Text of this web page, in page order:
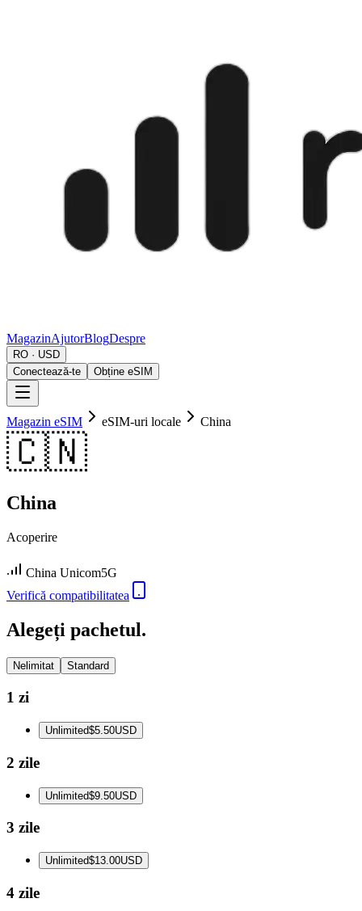
MagazinAjutorBlogDespre
RO · USD
Conectează-te
Obține eSIM
Magazin eSIM eSIM-uri locale China
🇨🇳
China
Acoperire
China Unicom5G
Verifică compatibilitatea
Alegeți pachetul.
Nelimitat Standard
1 zi
Unlimited$5.50USD
2 zile
Unlimited$9.50USD
3 zile
Unlimited$13.00USD
4 zile